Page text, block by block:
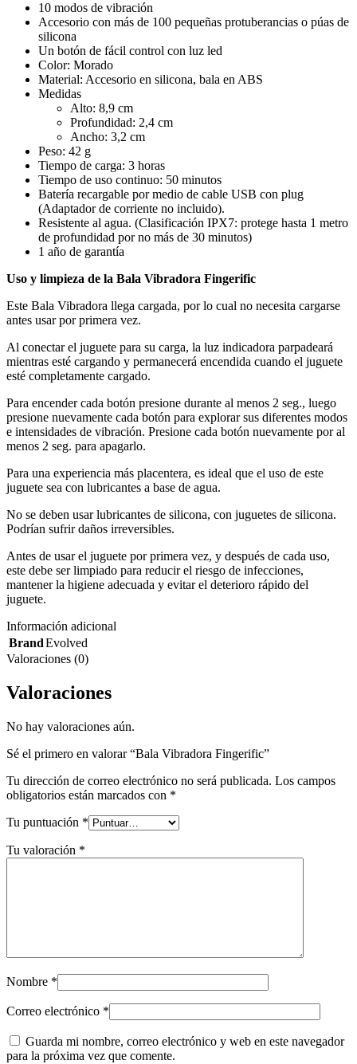
10 modos de vibración
Accesorio con más de 100 pequeñas protuberancias o púas de
silicona
Un botón de fácil control con luz led
Color: Morado
Material: Accesorio en silicona, bala en ABS
Medidas
Alto: 8,9 cm
Profundidad: 2,4 cm
Ancho: 3,2 cm
Peso: 42 g
Tiempo de carga: 3 horas
Tiempo de uso continuo: 50 minutos
Batería recargable por medio de cable USB con plug
(Adaptador de corriente no incluido).
Resistente al agua. (Clasificación IPX7: protege hasta 1 metro
de profundidad por no más de 30 minutos)
1 año de garantía
Uso y limpieza de la Bala Vibradora Fingerific
Este Bala Vibradora llega cargada, por lo cual no necesita cargarse
antes usar por primera vez.
Al conectar el juguete para su carga, la luz indicadora parpadeará
mientras esté cargando y permanecerá encendida cuando el juguete
esté completamente cargado.
Para encender cada botón presione durante al menos 2 seg., luego
presione nuevamente cada botón para explorar sus diferentes modos
e intensidades de vibración. Presione cada botón nuevamente por al
menos 2 seg. para apagarlo.
Para una experiencia más placentera, es ideal que el uso de este
juguete sea con lubricantes a base de agua.
No se deben usar lubricantes de silicona, con juguetes de silicona.
Podrían sufrir daños irreversibles.
Antes de usar el juguete por primera vez, y después de cada uso,
este debe ser limpiado para reducir el riesgo de infecciones,
mantener la higiene adecuada y evitar el deterioro rápido del
juguete.
Información adicional
BrandEvolved
Valoraciones (0)
Valoraciones
No hay valoraciones aún.
Sé el primero en valorar “Bala Vibradora Fingerific”
Tu dirección de correo electrónico no será publicada. Los campos
obligatorios están marcados con *
Tu puntuación *
Tu valoración *
Nombre *
Correo electrónico *
Guarda mi nombre, correo electrónico y web en este navegador
para la próxima vez que comente.